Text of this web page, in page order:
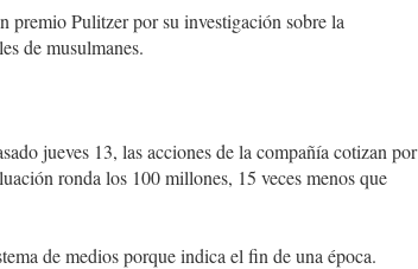
premio Pulitzer por su investigación sobre la
de musulmanes.
jueves 13, las acciones de la compañía cotizan por
ronda los 100 millones, 15 veces menos que
de medios porque indica el fin de una época.